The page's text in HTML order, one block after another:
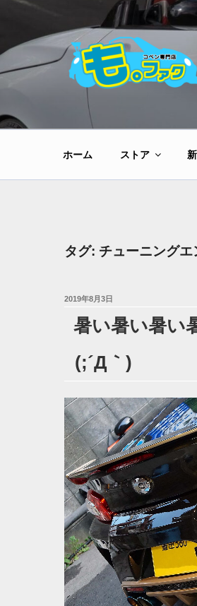
ホーム ストア
タグ: チューニングエ
投
2019年8月3日
暑い暑い暑い
(;´Д｀)